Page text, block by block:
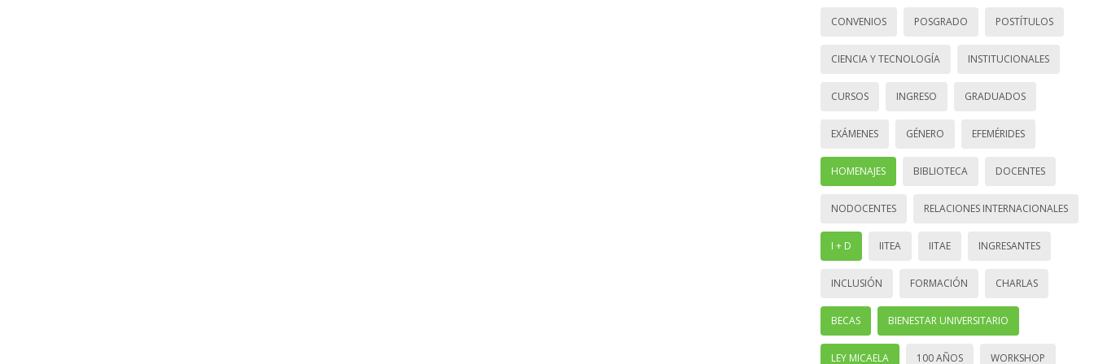
CONVENIOS POSGRADO POSTÍTULOS
CIENCIA Y TECNOLOGÍA INSTITUCIONALES
CURSOS INGRESO GRADUADOS
EXÁMENES GÉNERO EFEMÉRIDES
HOMENAJES BIBLIOTECA DOCENTES
NODOCENTES RELACIONES INTERNACIONALES
I + D IITEA IITAE INGRESANTES
INCLUSIÓN FORMACIÓN CHARLAS
BECAS BIENESTAR UNIVERSITARIO
LEY MICAELA 100 AÑOS WORKSHOP